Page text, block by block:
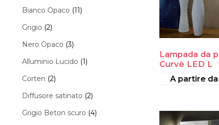
Lampada da
Curvè LED L
A partire
Bianco Opaco (11)
Grigio (2)
Nero Opaco (3)
Alluminio Lucido (1)
Corten (2)
Diffusore satinato (2)
Grigio Beton scuro (4)